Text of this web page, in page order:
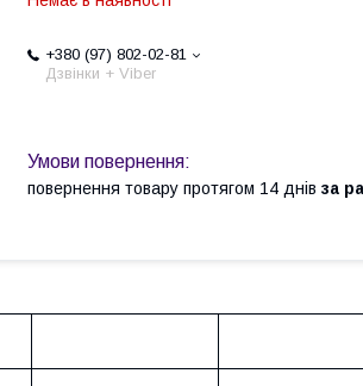
+380 (97) 802-02-81
Дзвінки + Viber
повернення товару протягом 14 днів за